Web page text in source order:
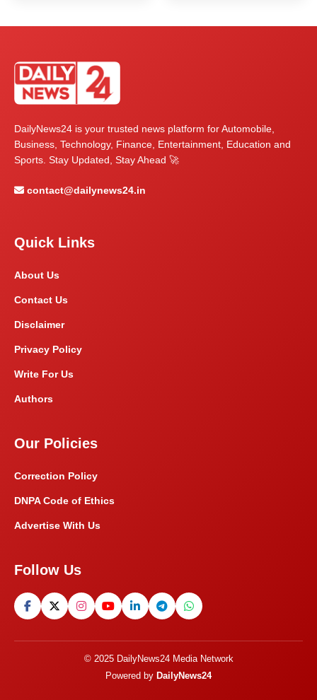
DailyNews24 is your trusted news platform for Automobile,
Business, Technology, Finance, Entertainment, Education and
Sports. Stay Updated, Stay Ahead 🚀
contact@dailynews24.in
Quick Links
About Us
Contact Us
Disclaimer
Privacy Policy
Write For Us
Authors
Our Policies
Correction Policy
DNPA Code of Ethics
Advertise With Us
Follow Us
© 2025 DailyNews24 Media Network
Powered by DailyNews24